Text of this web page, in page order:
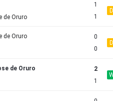
de Oruro
1
1
D
de Oruro
0
0
D
de Oruro
2
1